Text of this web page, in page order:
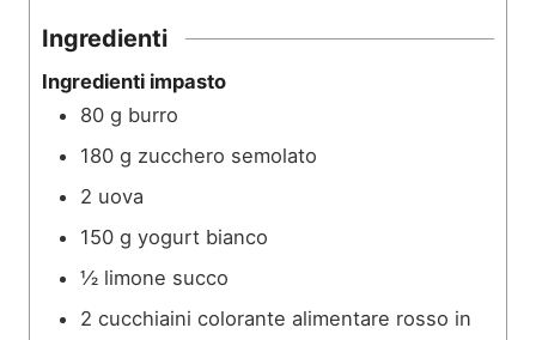
Ingredienti
Ingredienti impasto
80 g burro
180 g zucchero semolato
2 uova
150 g yogurt bianco
½ limone succo
2 cucchiaini colorante alimentare rosso in